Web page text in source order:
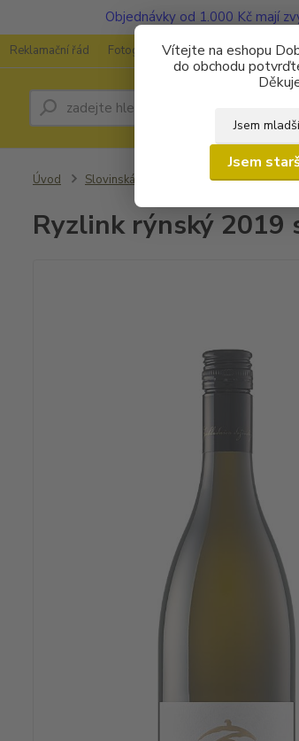
Objednávky od 1.000 Kč mají
Vítejte na eshopu
do obchodu
Jsem
Jsem
Reklamační řád Fotogalerie Kontakty Ochrana
Úvod Slovinská vína Zlati Grič Ryzlink
Ryzlink rýnský 2019